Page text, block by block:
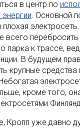
в центр по
. Основной
плохая
всего
парка к трассе,
В будущем
крупные средства
кроме того,
Кропп уже давно